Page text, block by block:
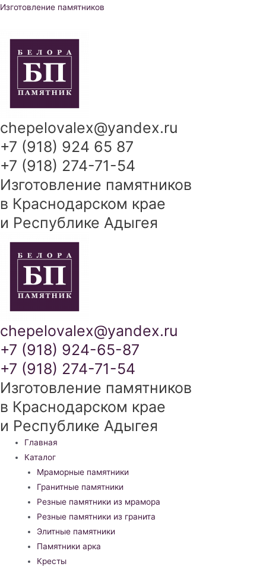
Перейти
Изготовление памятников
chepelovalex@yandex.ru
+7 (918) 924 65 87
+7 (918) 274-71-54
Изготовление памятников
в Краснодарском крае
и Республике Адыгея
chepelovalex@yandex.ru
+7 (918) 924-65-87
+7 (918) 274-71-54
Изготовление памятников
в Краснодарском крае
и Республике Адыгея
Меню
Главная
Каталог
Мраморные памятники
Гранитные памятники
Резные памятники из мрамора
Резные памятники из гранита
Элитные памятники
Памятники арка
Кресты